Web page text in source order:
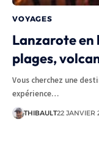
VOYAGES
Lanzarote en
plages,
Vous cherchez une
expérience…
THIBAULT22 JANVIER